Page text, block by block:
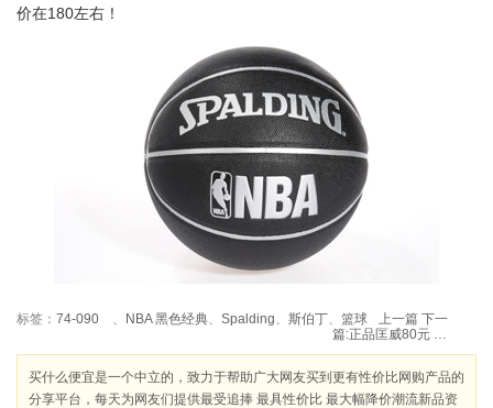
价在180左右！
标签： 74-090 、 NBA 黑色经典、 Spalding、 斯伯丁、 篮球 上一篇 下一
篇:
正品匡威80元 京东清仓 促销 匡威运动鞋
买什么便宜是一个中立的，致力于帮助广大网友买到更有性价比网购产品的
分享平台，每天为网友们提供最受追捧 最具性价比 最大幅降价潮流新品资